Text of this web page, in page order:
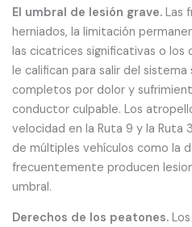
El umbral de lesión grave. Las
herniados, la limitación
las cicatrices significativas o los
le califican para salir del sistema
completos por dolor y
conductor culpable. Los
velocidad en la Ruta 9 y la Ruta
de múltiples vehículos como la
frecuentemente producen
umbral.
Derechos de los peatones.